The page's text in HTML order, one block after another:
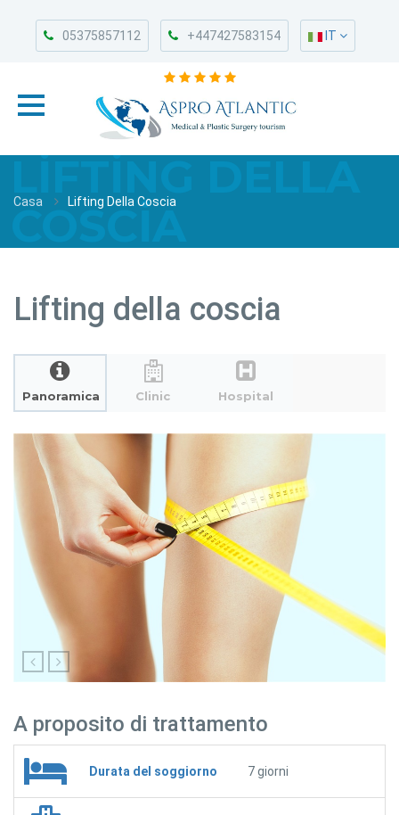
05375857112 +447427583154 IT
COSCIA
Casa Lifting Della Coscia
Lifting della coscia
Panoramica Clinic Hospital
A proposito di trattamento
Durata del soggiorno 7 giorni